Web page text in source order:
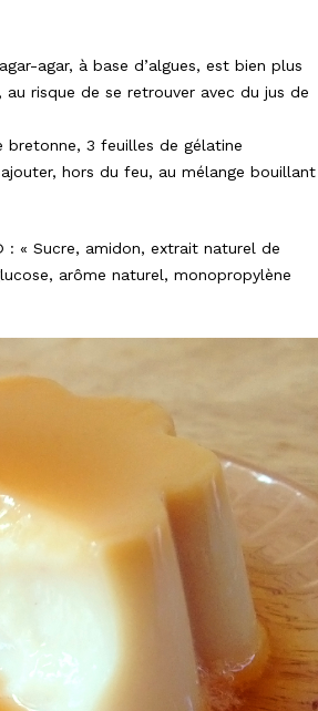
agar, à base d’algues, est bien plus
risque de se retrouver avec du jus de
bretonne, 3 feuilles de gélatine
hors du feu, au mélange bouillant
« Sucre, amidon, extrait naturel de
arôme naturel, monopropylène